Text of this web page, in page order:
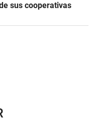
sus cooperativas